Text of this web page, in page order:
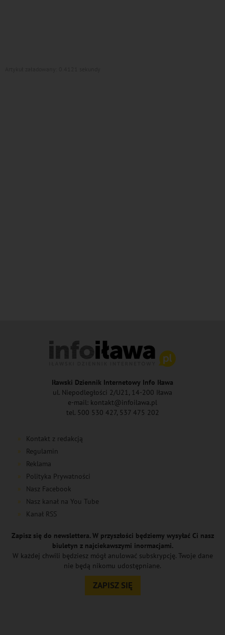
Iławski Dziennik Internetowy Info Iława
ul. Niepodległości 2/U21, 14-200 Iława
e-mail: kontakt@infoilawa.pl
tel. 500 530 427, 537 475 202
Kontakt z redakcją
Regulamin
Reklama
Polityka Prywatności
Nasz Facebook
Nasz kanał na You Tube
Kanał RSS
Zapisz się do newslettera. W przyszłości będziemy wysyłać Ci nasz
biuletyn z najciekawszymi inormacjami.
W każdej chwili będziesz mógł anulować subskrypcję. Twoje dane
nie będą nikomu udostępniane.
ZAPISZ SIĘ